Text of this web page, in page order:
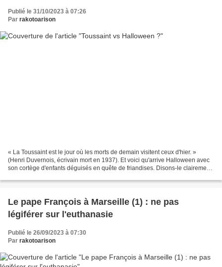
Publié le 31/10/2023 à 07:26
Par rakotoarison
« La Toussaint est le jour où les morts de demain visitent ceux d'hier. »
(Henri Duvernois, écrivain mort en 1937). Et voici qu'arrive Halloween avec
son cortège d'enfants déguisés en quête de friandises. Disons-le clairement,
Le pape François à Marseille (1) : ne pas
légiférer sur l'euthanasie
Publié le 26/09/2023 à 07:30
Par rakotoarison